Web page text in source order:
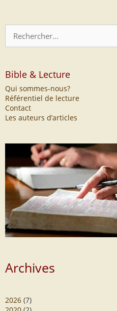
Bible & Lecture
Qui sommes-nous?
Référentiel de lecture
Contact
Les auteurs d’articles
Archives
2026 (7)